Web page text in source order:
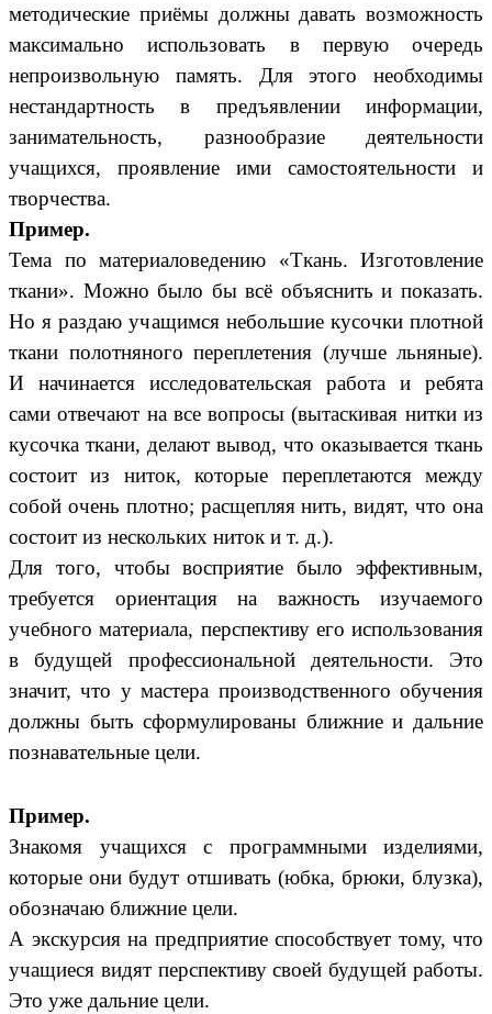
методические приёмы должны давать возможность
максимально использовать в первую очередь
непроизвольную память. Для этого необходимы
нестандартность в предъявлении информации,
занимательность, разнообразие деятельности
учащихся, проявление ими самостоятельности и
творчества.
Пример.
Тема по материаловедению «Ткань. Изготовление
ткани». Можно было бы всё объяснить и показать.
Но я раздаю учащимся небольшие кусочки плотной
ткани полотняного переплетения (лучше льняные).
И начинается исследовательская работа и ребята
сами отвечают на все вопросы (вытаскивая нитки из
кусочка ткани, делают вывод, что оказывается ткань
состоит из ниток, которые переплетаются между
собой очень плотно; расщепляя нить, видят, что она
состоит из нескольких ниток и т. д.).
Для того, чтобы восприятие было эффективным,
требуется ориентация на важность изучаемого
учебного материала, перспективу его использования
в будущей профессиональной деятельности. Это
значит, что у мастера производственного обучения
должны быть сформулированы ближние и дальние
познавательные цели.
Пример.
Знакомя учащихся с программными изделиями,
которые они будут отшивать (юбка, брюки, блузка),
обозначаю ближние цели.
А экскурсия на предприятие способствует тому, что
учащиеся видят перспективу своей будущей работы.
Это уже дальние цели.